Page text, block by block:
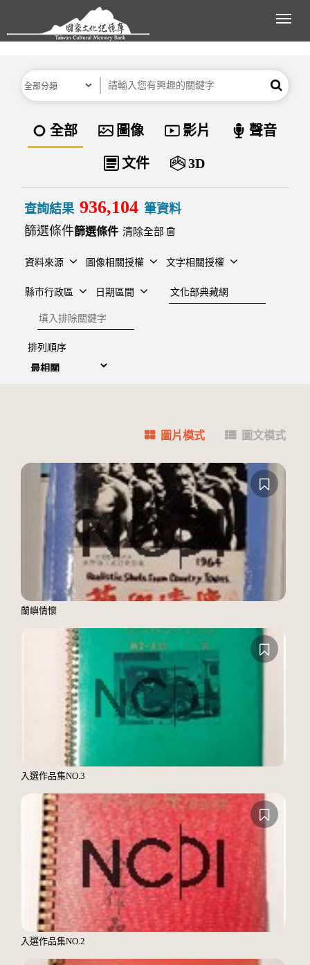
跳到主要內容區塊
展
分類 關鍵字 搜尋
資料類型
全部 圖像 影片 聲音
文件 3D
查詢結果 936,104 筆資料
篩選條件
清除全部
資料來源 圖像相關授權 文字相關授權
縣市行政區 日期區間
建檔單位
排除關鍵字
排列順序
圖片模式 圖文模式
蘭嶼情懷
入選作品集NO.3
入選作品集NO.2